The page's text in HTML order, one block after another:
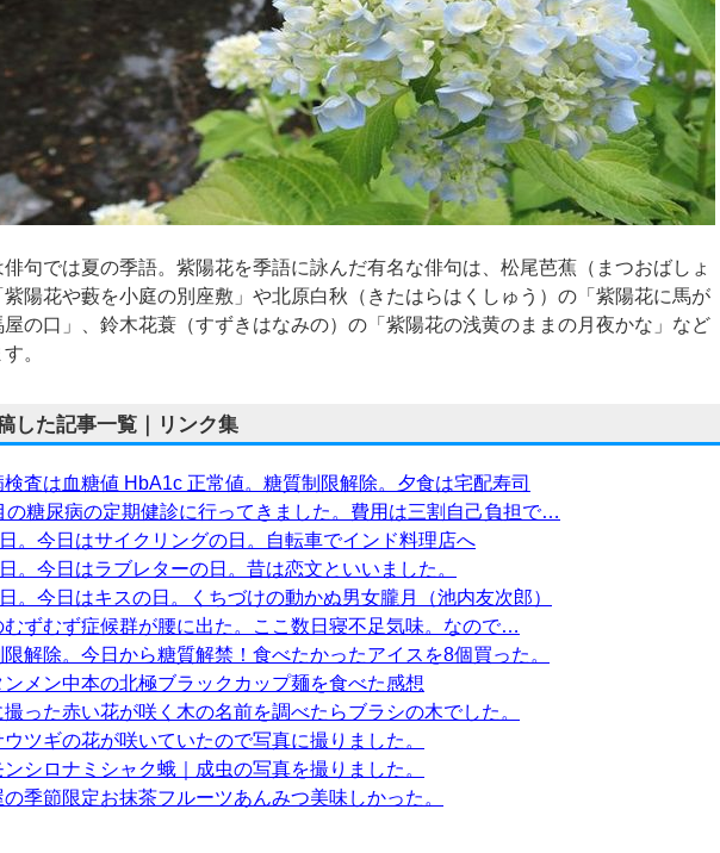
句では夏の季語。紫陽花を季語に詠んだ有名な俳句は、松尾芭蕉（まつおばしょ
紫陽花や藪を小庭の別座敷」や北原白秋（きたはらはくしゅう）の「紫陽花に馬が
屋の口」、鈴木花蓑（すずきはなみの）の「紫陽花の浅黄のままの月夜かな」など
。
した記事一覧｜リンク集
検査は血糖値 HbA1c 正常値。糖質制限解除。夕食は宅配寿司
の糖尿病の定期健診に行ってきました。費用は三割自己負担で…
。今日はサイクリングの日。自転車でインド料理店へ
。今日はラブレターの日。昔は恋文といいました。
。今日はキスの日。くちづけの動かぬ男女朧月（池内友次郎）
むずむず症候群が腰に出た。ここ数日寝不足気味。なので…
解除。今日から糖質解禁！食べたかったアイスを8個買った。
ンメン中本の北極ブラックカップ麺を食べた感想
った赤い花が咲く木の名前を調べたらブラシの木でした。
ツギの花が咲いていたので写真に撮りました。
ンシロナミシャク蛾｜成虫の写真を撮りました。
季節限定お抹茶フルーツあんみつ美味しかった。